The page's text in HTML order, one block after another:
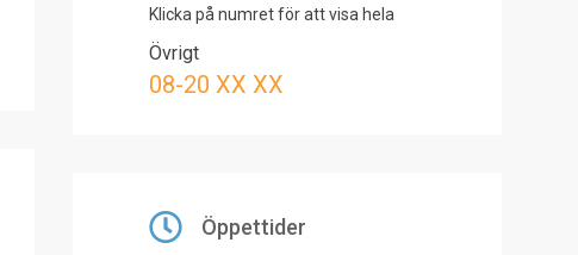
Klicka på numret för att visa hela
Övrigt
08-20 XX XX
Öppettider